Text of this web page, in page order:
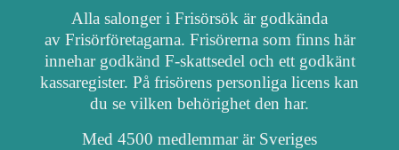
Alla salonger i Frisörsök är godkända
av Frisörföretagarna. Frisörerna som finns här
innehar godkänd F-skattsedel och ett godkänt
kassaregister. På frisörens personliga licens kan
du se vilken behörighet den har.
Med 4500 medlemmar är Sveriges